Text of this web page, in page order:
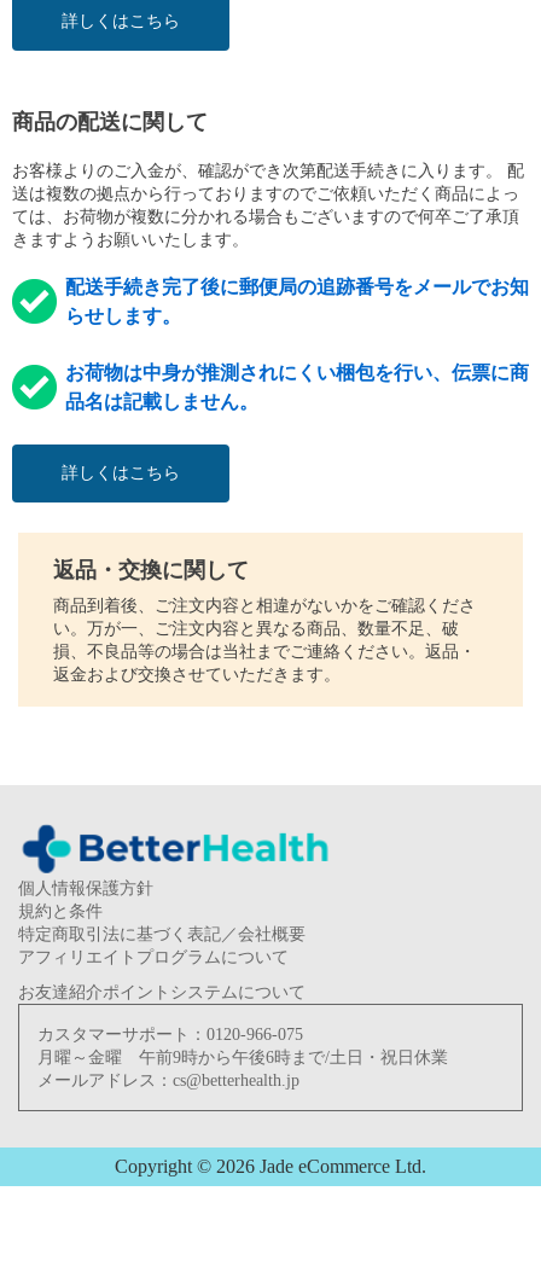
詳しくはこちら
商品の配送に関して
お客様よりのご入金が、確認ができ次第配送手続きに入ります。 配
送は複数の拠点から行っておりますのでご依頼いただく商品によっ
ては、お荷物が複数に分かれる場合もございますので何卒ご了承頂
きますようお願いいたします。
配送手続き完了後に郵便局の追跡番号をメールでお知
らせします。
お荷物は中身が推測されにくい梱包を行い、伝票に商
品名は記載しません。
詳しくはこちら
返品・交換に関して
商品到着後、ご注文内容と相違がないかをご確認くださ
い。万が一、ご注文内容と異なる商品、数量不足、破
損、不良品等の場合は当社までご連絡ください。返品・
返金および交換させていただきます。
個人情報保護方針
規約と条件
特定商取引法に基づく表記／会社概要
アフィリエイトプログラムについて
お友達紹介ポイントシステムについて
カスタマーサポート： 0120-966-075
月曜～金曜 午前9時から午後6時まで/土日・祝日休業
メールアドレス： cs@betterhealth.jp
Copyright © 2026 Jade eCommerce Ltd.